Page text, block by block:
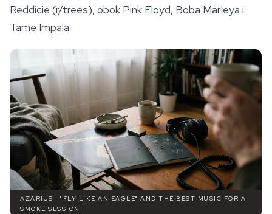
Reddicie (r/trees), obok Pink Floyd, Boba Marleya i
Tame Impala.
AZARIUS · "FLY LIKE AN EAGLE" AND THE BEST MUSIC FOR A
SMOKE SESSION